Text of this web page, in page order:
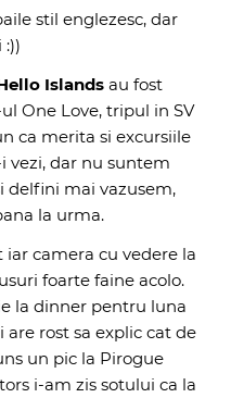
stil englezesc, dar
Islands au fost
One Love, tripul in SV
ca merita si excursiile
vezi, dar nu suntem
delfini mai vazusem,
la urma.
iar camera cu vedere la
foarte faine acolo.
la dinner pentru luna
rost sa explic cat de
un pic la Pirogue
i-am zis sotului ca la